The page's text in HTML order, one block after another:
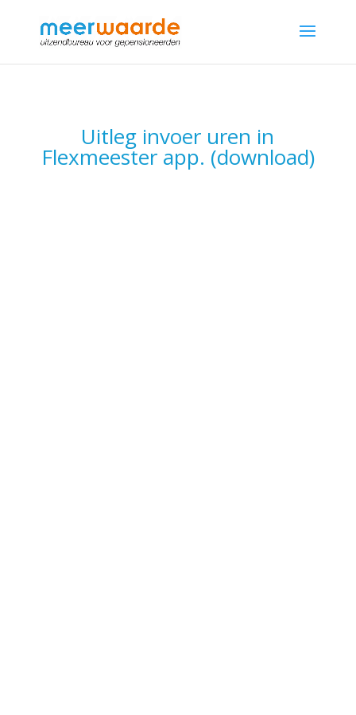
Uitleg invoer uren in
Flexmeester app. (download)